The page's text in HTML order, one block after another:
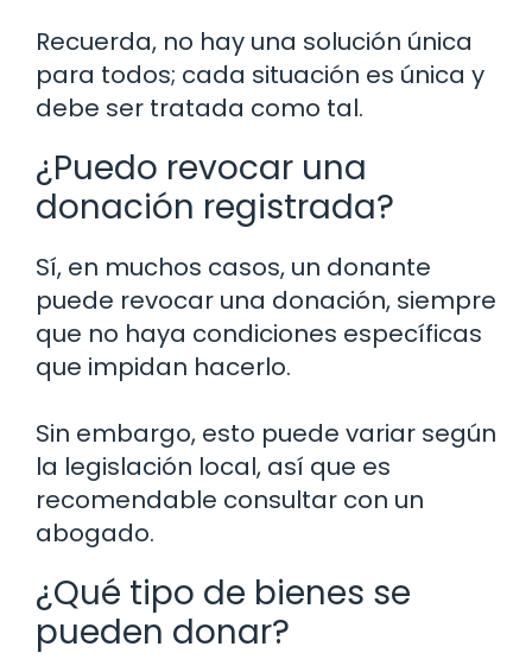
Recuerda, no hay una solución única
para todos; cada situación es única y
debe ser tratada como tal.
¿Puedo revocar una
donación registrada?
Sí, en muchos casos, un donante
puede revocar una donación, siempre
que no haya condiciones específicas
que impidan hacerlo.
Sin embargo, esto puede variar según
la legislación local, así que es
recomendable consultar con un
abogado.
¿Qué tipo de bienes se
pueden donar?